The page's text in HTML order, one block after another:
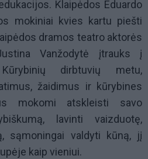
Klaipėdos Eduardo
mokiniai kvies kartu piešti
dramos teatro aktorės
Vanžodytė įtrauks į
dirbtuvių metu,
žaidimus ir kūrybines
mokomi atskleisti savo
lavinti vaizduotę,
sąmoningai valdyti kūną, jį
kaip vieniui.